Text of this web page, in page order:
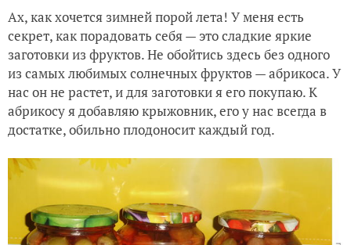
Ах, как хочется зимней порой лета! У меня есть
секрет, как порадовать себя — это сладкие яркие
заготовки из фруктов. Не обойтись здесь без одного
из самых любимых солнечных фруктов — абрикоса. У
нас он не растет, и для заготовки я его покупаю. К
абрикосу я добавляю крыжовник, его у нас всегда в
достатке, обильно плодоносит каждый год.